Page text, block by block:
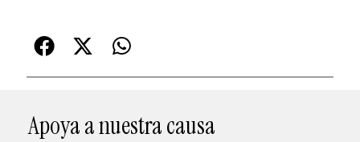
Apoya a nuestra causa